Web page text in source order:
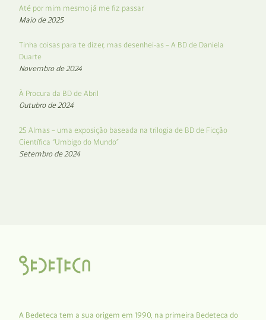
Até por mim mesmo já me fiz passar
Maio de 2025
Tinha coisas para te dizer, mas desenhei-as – A BD de Daniela
Duarte
Novembro de 2024
À Procura da BD de Abril
Outubro de 2024
25 Almas – uma exposição baseada na trilogia de BD de Ficção
Científica “Umbigo do Mundo”
Setembro de 2024
A Bedeteca tem a sua origem em 1990, na primeira Bedeteca do